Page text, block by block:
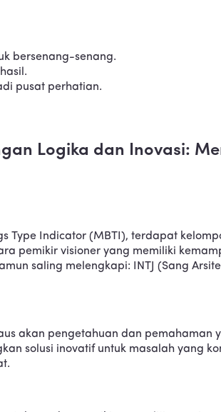
bersenang-senang.
pusat perhatian.
Logika dan Inovasi:
Indicator (MBTI), terdapat
pemikir visioner yang memiliki
saling melengkapi: INTJ (Sang
akan pengetahuan dan
solusi inovatif untuk masalah yang